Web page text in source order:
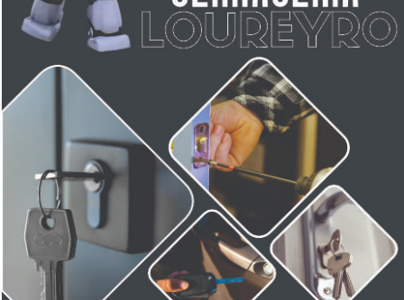
Muy feliz comienzo de
semana para tod@s